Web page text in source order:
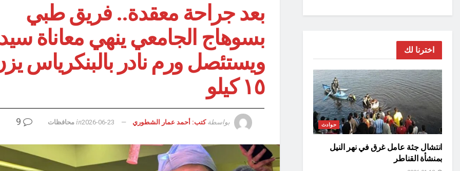
بعد جراحة معقدة.. فريق طبي
بسوهاج الجامعي ينهي معاناة
ويستئصل ورم نادر بالبنكرياس
١٥ كيلو
بواسطة كتب: أحمد عمار الشطوري 2026-06-23
in محافظات
اخترنا لك
حوادث
انتشال جثة عامل غرق في نهر النيل
بمنشأة القناطر